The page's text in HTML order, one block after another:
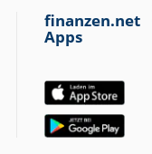
finanzen.net
Apps